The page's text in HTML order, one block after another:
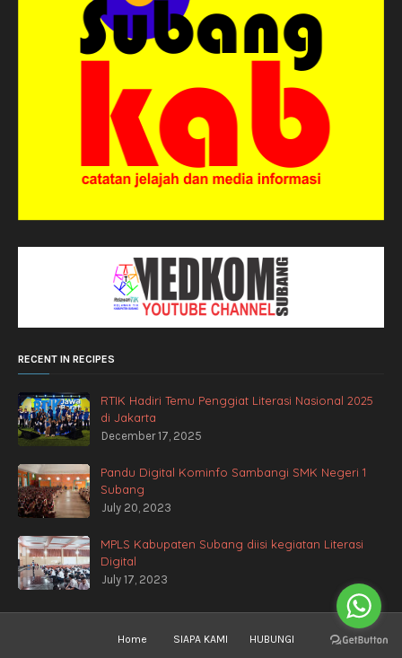
RECENT IN RECIPES
RTIK Hadiri Temu Penggiat Literasi Nasional 2025
di Jakarta
December 17, 2025
Pandu Digital Kominfo Sambangi SMK Negeri 1
Subang
July 20, 2023
MPLS Kabupaten Subang diisi kegiatan Literasi
Digital
July 17, 2023
Home SIAPA KAMI HUBUNGI